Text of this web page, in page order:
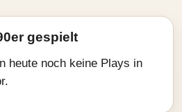
gespielt
heute noch keine Plays in